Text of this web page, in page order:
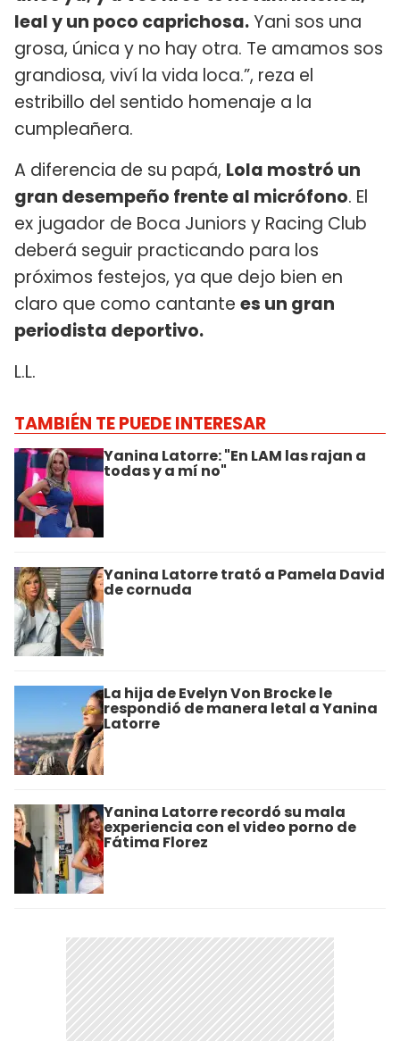
leal y un poco caprichosa.Yani sos una
grosa, única y no hay otra. Te amamos sos
grandiosa, viví la vida loca.”, reza el
estribillo del sentido homenaje a la
cumpleañera.
A diferencia de su papá, Lola mostró un
gran desempeño frente al micrófono. El
ex jugador de Boca Juniors y Racing Club
deberá seguir practicando para los
próximos festejos, ya que dejo bien en
claro que como cantante es un gran
periodista deportivo.
L.L.
TAMBIÉN TE PUEDE INTERESAR
Yanina Latorre: "En LAM las rajan a
todas y a mí no"
Yanina Latorre trató a Pamela David
de cornuda
La hija de Evelyn Von Brocke le
respondió de manera letal a Yanina
Latorre
Yanina Latorre recordó su mala
experiencia con el video porno de
Fátima Florez